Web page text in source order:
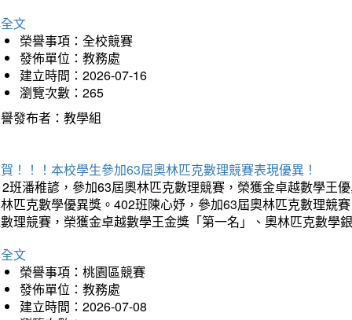
文
榮譽事項：全校競賽
發佈單位：教務處
建立時間：2026-07-16
瀏覽次數：265
發布者：教學組
！！！本校學生參加63屆奧林匹克數理競賽表現優異！
班潘稚諺，參加63屆奧林匹克數理競賽，榮獲金卓越數學王
匹克數學優異獎。402班陳心妤，參加63屆奧林匹克數理競
理競賽，榮獲金卓越數學王金獎「第一名」、奧林匹克數學
文
榮譽事項：桃園區競賽
發佈單位：教務處
建立時間：2026-07-08